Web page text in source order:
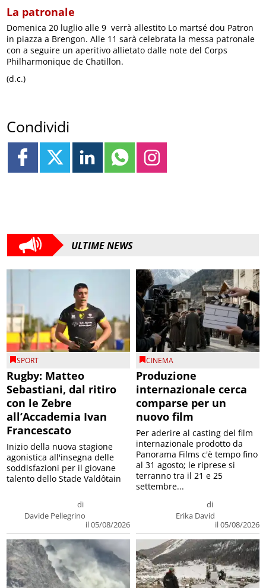
La patronale
Domenica 20 luglio alle 9 verrà allestito Lo martsé dou Patron
in piazza a Brengon. Alle 11 sarà celebrata la messa patronale
con a seguire un aperitivo allietato dalle note del Corps
Philharmonique de Chatillon.
(d.c.)
Condividi
ULTIME NEWS
SPORT
Rugby: Matteo
Sebastiani, dal ritiro
con le Zebre
all’Accademia Ivan
Francescato
di
Davide Pellegrino
il 05/08/2026
Inizio della nuova stagione
agonistica all'insegna delle
soddisfazioni per il giovane
talento dello Stade Valdôtain
CINEMA
Produzione
internazionale cerca
comparse per un
nuovo film
di
Erika David
il 05/08/2026
Per aderire al casting del film
internazionale prodotto da
Panorama Films c'è tempo fino
al 31 agosto; le riprese si
terranno tra il 21 e 25
settembre...